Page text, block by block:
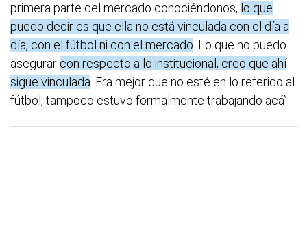
primera parte del mercado conociéndonos, lo que
puedo decir es que ella no está vinculada con el día a
día, con el fútbol ni con el mercado . Lo que no puedo
asegurar con respecto a lo institucional, creo que ahí
sigue vinculada . Era mejor que no esté en lo referido al
fútbol, tampoco estuvo formalmente trabajando acá”.